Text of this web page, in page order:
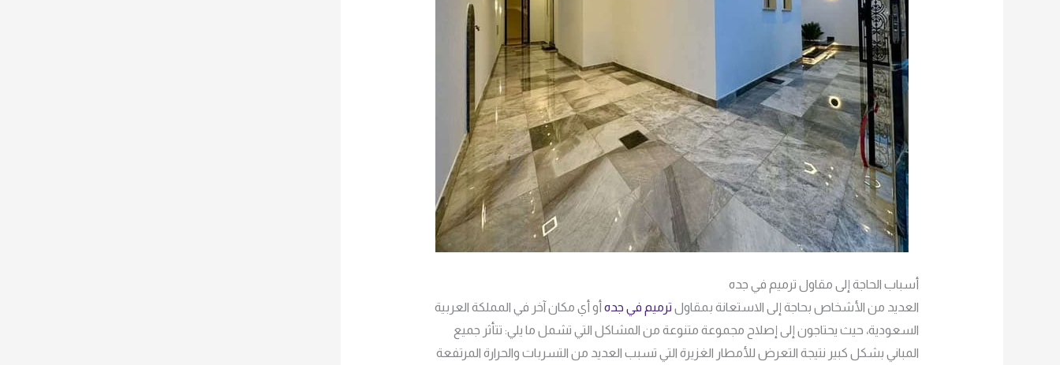
أسباب الحاجة إلى مقاول ترميم في جده
العديد من الأشخاص بحاجة إلى الاستعانة بمقاول ترميم في جدهأو أي مكان آخر في المملكة العربية
السعودية، حيث يحتاجون إلى إصلاح مجموعة متنوعة من المشاكل التي تشمل ما يلي: تتأثر جميع
المباني بشكل كبير نتيجة التعرض للأمطار الغزيرة التي تسبب العديد من التسربات والحرارة المرتفعة